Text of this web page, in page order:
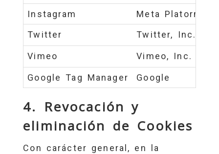
Instagram
Meta Platorms,
Twitter
Twitter, Inc.
Vimeo Vimeo, Inc.
Google Tag Manager Google
4. Revocación y
eliminación de Cookies
Con carácter general, en la